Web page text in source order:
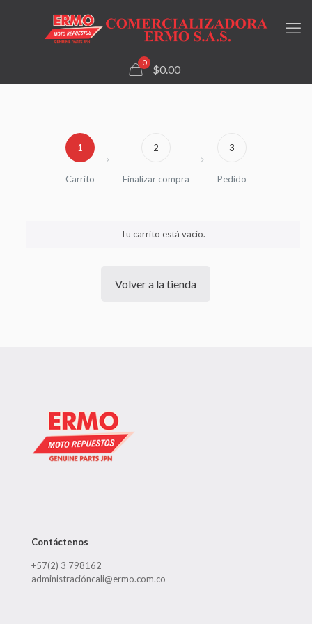
0
$0.00
1
Carrito
2
Finalizar compra
3
Pedido
Tu carrito está vacío.
Volver a la tienda
Contáctenos
+57(2) 3 798162
administracióncali@ermo.com.co